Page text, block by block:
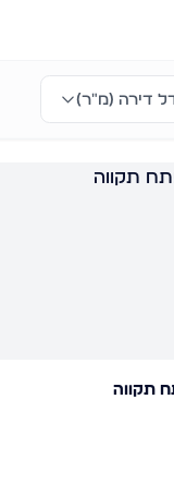
דירה (מ״ר)